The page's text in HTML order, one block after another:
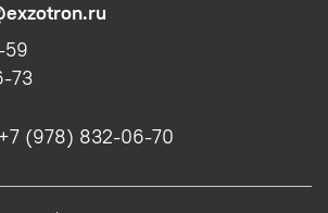
59
73
(978) 832-06-70